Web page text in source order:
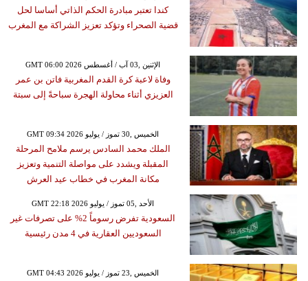
كندا تعتبر مبادرة الحكم الذاتي أساسا لحل
قضية الصحراء وتؤكد تعزيز الشراكة مع المغرب
GMT 06:00 2026 الإثنين ,03 آب / أغسطس
وفاة لاعبة كرة القدم المغربية فاتن بن عمر
العزيزي أثناء محاولة الهجرة سباحةً إلى سبتة
GMT 09:34 2026 الخميس ,30 تموز / يوليو
الملك محمد السادس يرسم ملامح المرحلة
المقبلة ويشدد على مواصلة التنمية وتعزيز
مكانة المغرب في خطاب عيد العرش
GMT 22:18 2026 الأحد ,05 تموز / يوليو
السعودية تفرض رسوماً 2% على تصرفات غير
السعوديين العقارية في 4 مدن رئيسية
GMT 04:43 2026 الخميس ,23 تموز / يوليو